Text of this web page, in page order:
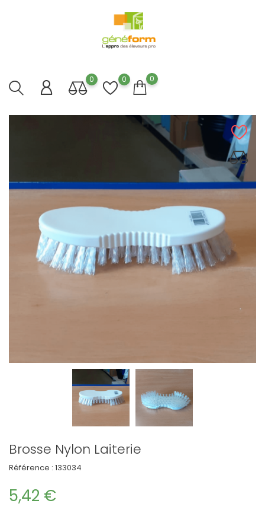
0 0 0
Brosse Nylon Laiterie
Référence : 133034
5,42 €